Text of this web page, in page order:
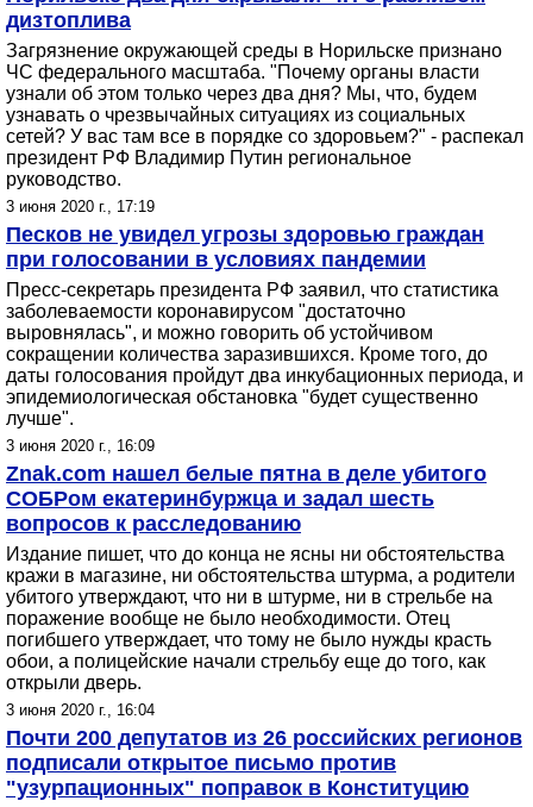
дизтоплива
Загрязнение окружающей среды в Норильске признано
ЧС федерального масштаба. "Почему органы власти
узнали об этом только через два дня? Мы, что, будем
узнавать о чрезвычайных ситуациях из социальных
сетей? У вас там все в порядке со здоровьем?" - распекал
президент РФ Владимир Путин региональное
руководство.
3 июня 2020 г., 17:19
Песков не увидел угрозы здоровью граждан
при голосовании в условиях пандемии
Пресс-секретарь президента РФ заявил, что статистика
заболеваемости коронавирусом "достаточно
выровнялась", и можно говорить об устойчивом
сокращении количества заразившихся. Кроме того, до
даты голосования пройдут два инкубационных периода, и
эпидемиологическая обстановка "будет существенно
лучше".
3 июня 2020 г., 16:09
Znak.com нашел белые пятна в деле убитого
СОБРом екатеринбуржца и задал шесть
вопросов к расследованию
Издание пишет, что до конца не ясны ни обстоятельства
кражи в магазине, ни обстоятельства штурма, а родители
убитого утверждают, что ни в штурме, ни в стрельбе на
поражение вообще не было необходимости. Отец
погибшего утверждает, что тому не было нужды красть
обои, а полицейские начали стрельбу еще до того, как
открыли дверь.
3 июня 2020 г., 16:04
Почти 200 депутатов из 26 российских регионов
подписали открытое письмо против
"узурпационных" поправок в Конституцию